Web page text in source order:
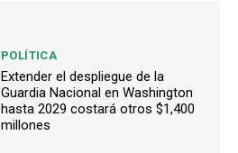
POLÍTICA
Extender el despliegue de la
Guardia Nacional en Washington
hasta 2029 costará otros $1,400
millones